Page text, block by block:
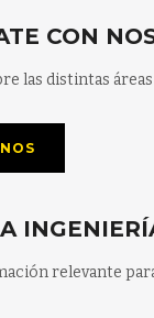
CON
las distintas áreas
relevante